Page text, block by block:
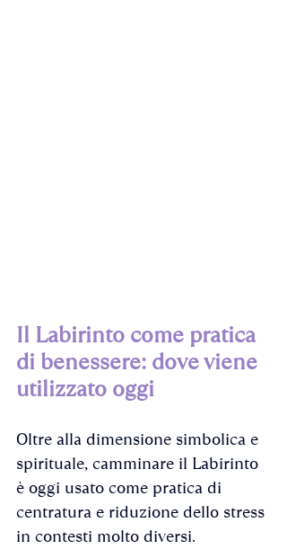
Il Labirinto come pratica
di benessere: dove viene
utilizzato oggi
Oltre alla dimensione simbolica e
spirituale, camminare il Labirinto
è oggi usato come pratica di
centratura e riduzione dello stress
in contesti molto diversi.